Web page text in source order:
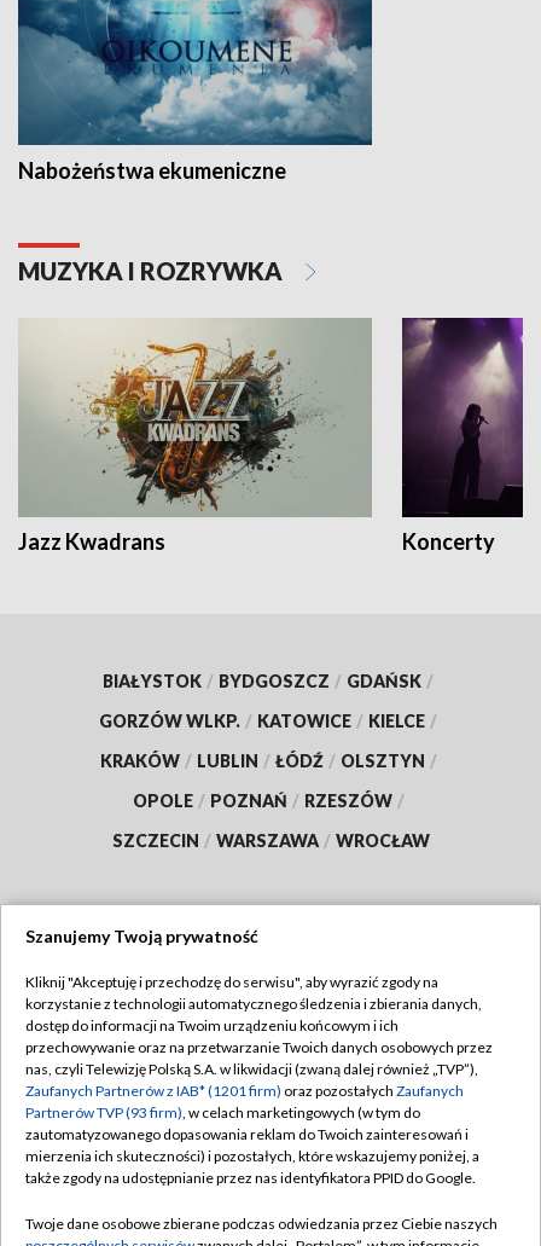
Nabożeństwa ekumeniczne
MUZYKA I ROZRYWKA
Jazz Kwadrans Koncerty
BIAŁYSTOK / BYDGOSZCZ / GDAŃSK /
GORZÓW WLKP. / KATOWICE / KIELCE /
KRAKÓW / LUBLIN / ŁÓDŹ / OLSZTYN /
OPOLE / POZNAŃ / RZESZÓW /
SZCZECIN / WARSZAWA / WROCŁAW
TVP
Abonament TVP
Emisja w TVP
Centrum informacji TVP
Naziemna Telewizja Cyfrowa
Regulamin TVP
Polityka prywatności
Moje zgody
Pomoc
Szanujemy Twoją prywatność
Kliknij "Akceptuję i przechodzę do serwisu", aby wyrazić zgody na
korzystanie z technologii automatycznego śledzenia i zbierania danych,
dostęp do informacji na Twoim urządzeniu końcowym i ich
przechowywanie oraz na przetwarzanie Twoich danych osobowych przez
nas, czyli Telewizję Polską S.A. w likwidacji (zwaną dalej również „TVP”),
Zaufanych Partnerów z IAB* (1201 firm) oraz pozostałych Zaufanych
Partnerów TVP (93 firm), w celach marketingowych (w tym do
zautomatyzowanego dopasowania reklam do Twoich zainteresowań i
mierzenia ich skuteczności) i pozostałych, które wskazujemy poniżej, a
także zgody na udostępnianie przez nas identyfikatora PPID do Google.
Twoje dane osobowe zbierane podczas odwiedzania przez Ciebie naszych